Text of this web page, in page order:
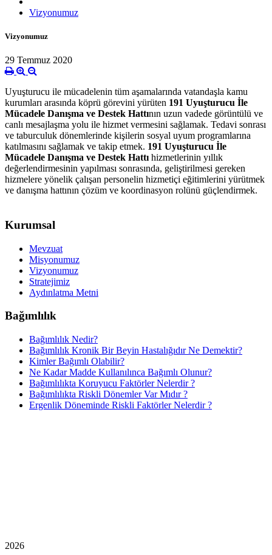
Vizyonumuz
Vizyonumuz
29 Temmuz 2020
Uyuşturucu ile mücadelenin tüm aşamalarında vatandaşla kamu
kurumları arasında köprü görevini yürüten 191 Uyuşturucu İle
Mücadele Danışma ve Destek Hattının uzun vadede görüntülü ve
canlı mesajlaşma yolu ile hizmet vermesini sağlamak. Tedavi sonrası
ve taburculuk dönemlerinde kişilerin sosyal uyum programlarına
katılmasını sağlamak ve takip etmek. 191 Uyuşturucu İle
Mücadele Danışma ve Destek Hattı hizmetlerinin yıllık
değerlendirmesinin yapılması sonrasında, geliştirilmesi gereken
hizmelere yönelik çalışan personelin hizmetiçi eğitimlerini yürütmek
ve danışma hattının çözüm ve koordinasyon rolünü güçlendirmek.
Kurumsal
Mevzuat
Misyonumuz
Vizyonumuz
Stratejimiz
Aydınlatma Metni
Bağımlılık
Bağımlılık Nedir?
Bağımlılık Kronik Bir Beyin Hastalığıdır Ne Demektir?
Kimler Bağımlı Olabilir?
Ne Kadar Madde Kullanılınca Bağımlı Olunur?
Bağımlılıkta Koruyucu Faktörler Nelerdir ?
Bağımlılıkta Riskli Dönemler Var Mıdır ?
Ergenlik Döneminde Riskli Faktörler Nelerdir ?
2026